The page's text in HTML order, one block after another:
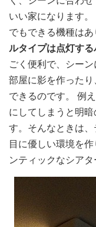
いい家になります
でもできる機種はあ
ルタイプは点灯する
ごく便利で、シー
部屋に影を作った
できるのです。 例
にしてしまうと明
す。そんなときは
目に優しい環境を
ンティックなシア